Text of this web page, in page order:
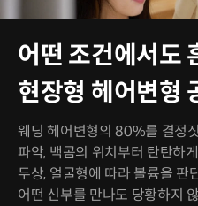
어떤 조건에서도
현장형 헤어변형
웨딩 헤어변형의 80%를 결정
파악, 백콤의 위치부터 탄탄하
두상, 얼굴형에 따라 볼륨을 판
어떤 신부를 만나도 당황하지